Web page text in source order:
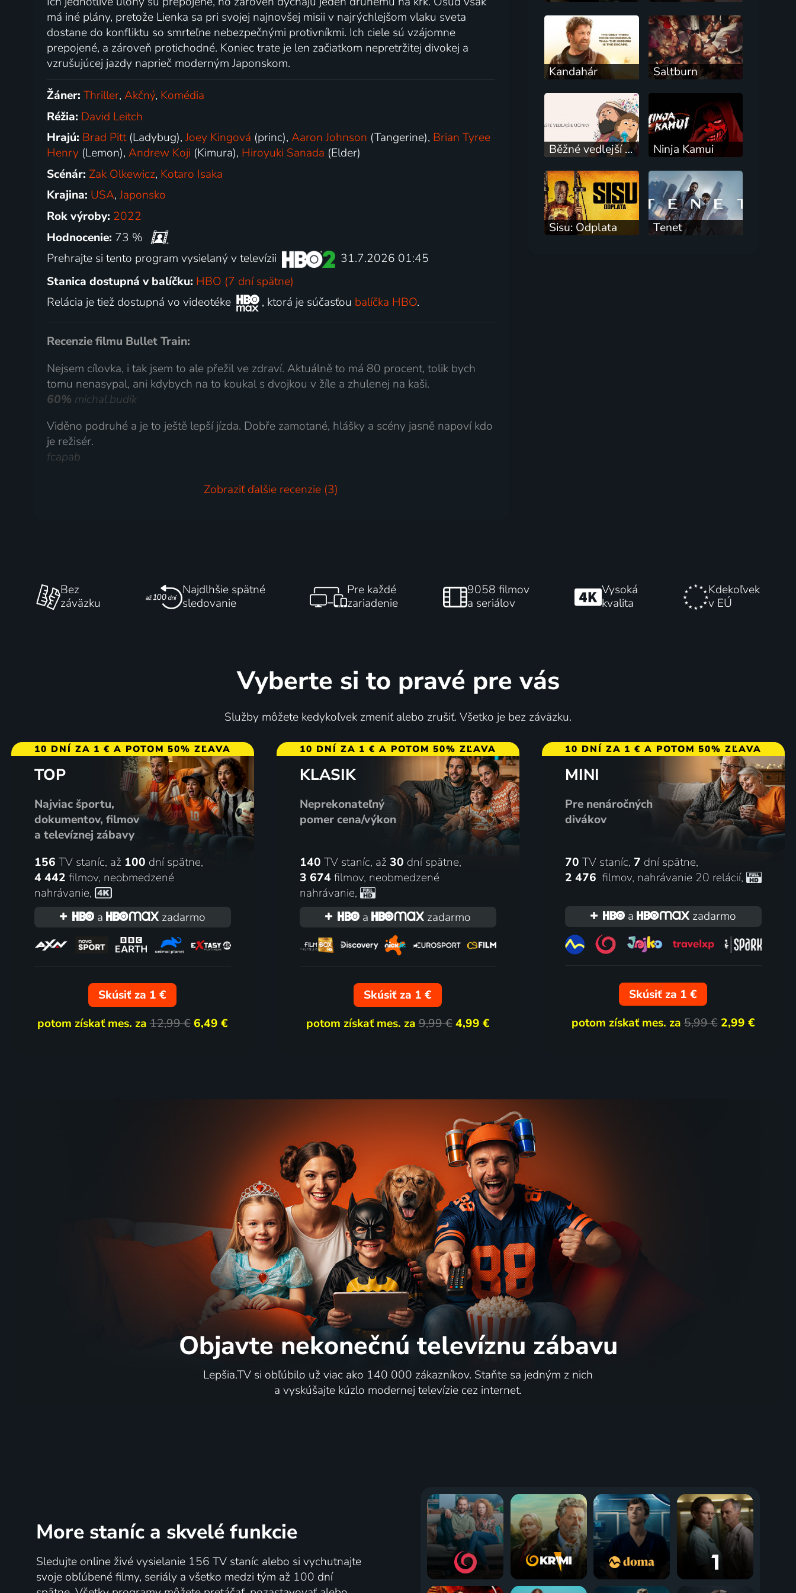
má iné plány, pretože Lienka sa pri svojej najnovšej misii v najrýchlejšom vlaku sveta
dostane do konfliktu so smrteľne nebezpečnými protivníkmi. Ich ciele sú vzájomne
prepojené, a zároveň protichodné. Koniec trate je len začiatkom nepretržitej divokej a
vzrušujúcej jazdy naprieč moderným Japonskom.
Žáner:Thriller,Akčný, Komédia
Réžia: David Leitch
Hrajú: Brad Pitt(Ladybug),Joey Kingová (princ),Aaron Johnson (Tangerine), Brian Tyree
Henry (Lemon),Andrew Koji (Kimura), Hiroyuki Sanada (Elder)
Scénár: Zak Olkewicz, Kotaro Isaka
Krajina: USA,Japonsko
Rok výroby: 2022
Hodnocenie: 73 %
Prehrajte si tento program vysielaný v televízii
31.7.2026 01:45
Stanica dostupná v balíčku: HBO (7 dní spätne)
Relácia je tiež dostupná vo videotéke
, ktorá je súčasťou balíčka HBO.
Recenzie filmu Bullet Train:
Nejsem cílovka, i tak jsem to ale přežil ve zdraví. Aktuálně to má 80 procent, tolik bych
tomu nenasypal, ani kdybych na to koukal s dvojkou v žíle a zhulenej na kaši.
60% michal.budik
Viděno podruhé a je to ještě lepší jízda. Dobře zamotané, hlášky a scény jasně napoví kdo
je režisér.
fcapab
Zobraziť ďalšie recenzie (3)
Kandahár Saltburn
Běžné vedlejší účinky Ninja Kamui
Sisu: Odplata Tenet
Bez
záväzku
Najdlhšie spätné
sledovanie
Pre každé
zariadenie
9058 filmov
a seriálov
Vysoká
kvalita
Kdekoľvek
v EÚ
Vyberte si to pravé pre vás
Služby môžete kedykoľvek zmeniť alebo zrušiť. Všetko je bez záväzku.
10 DNÍ ZA 1 € A POTOM 50% ZĽAVA
TOP
Najviac športu,
dokumentov, filmov
a televíznej zábavy
156 TV staníc, až 100 dní spätne,
4 442 filmov, neobmedzené
nahrávanie,
a
zadarmo
Skúsiť za 1 €
potom získať mes. za12,99 € 6,49 €
10 DNÍ ZA 1 € A POTOM 50% ZĽAVA
KLASIK
Neprekonateľný
pomer cena/výkon
140 TV staníc, až 30 dní spätne,
3 674 filmov, neobmedzené
nahrávanie,
a
zadarmo
Skúsiť za 1 €
potom získať mes. za9,99 € 4,99 €
10 DNÍ ZA 1 € A POTOM 50% ZĽAVA
MINI
Pre nenáročných
divákov
70 TV staníc, 7 dní spätne,
2 476 filmov, nahrávanie 20 relácií,
a zadarmo
Skúsiť za 1 €
potom získať mes. za5,99 € 2,99 €
Objavte nekonečnú televíznu zábavu
Lepšia.TV si obľúbilo už viac ako 140 000 zákazníkov. Staňte sa jedným z nich
a vyskúšajte kúzlo modernej televízie cez internet.
More staníc a skvelé funkcie
Sledujte online živé vysielanie 156 TV staníc alebo si vychutnajte
svoje obľúbené filmy, seriály a všetko medzi tým až 100 dní